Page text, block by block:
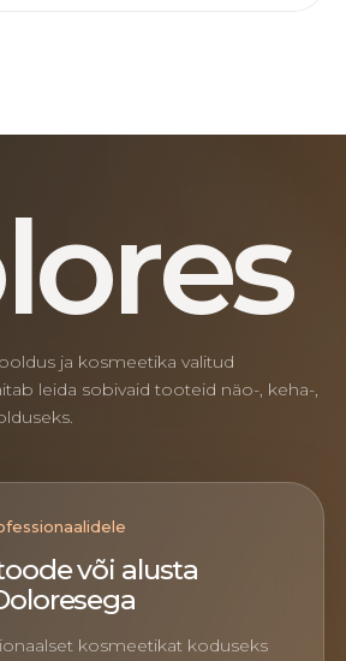
lores
ja kosmeetika valitud
leida sobivaid tooteid näo-, keha-,
või alusta
kosmeetikat koduseks